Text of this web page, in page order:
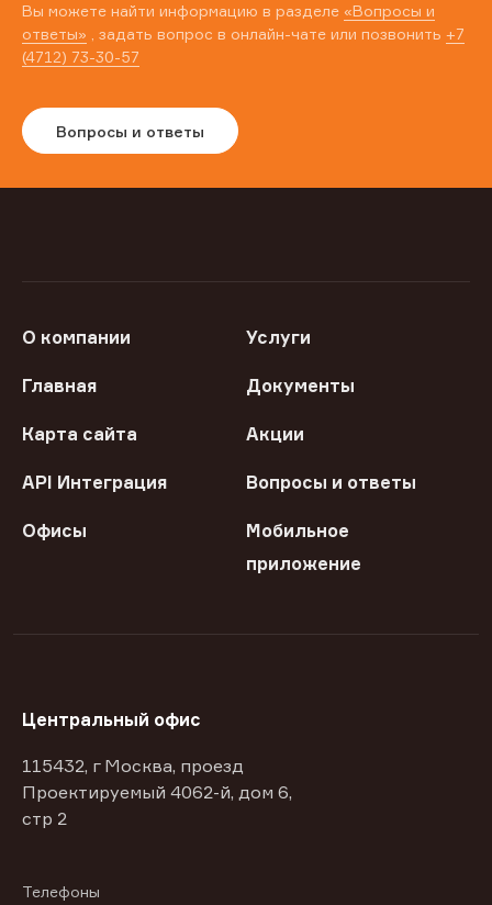
Вы можете найти информацию в разделе «Вопросы и
ответы» , задать вопрос в онлайн-чате или позвонить +7
(4712) 73-30-57
Вопросы и ответы
О компании Услуги
Главная Документы
Карта сайта Акции
API Интеграция Вопросы и ответы
Офисы
Мобильное
приложение
Центральный офис
115432, г Москва, проезд
Проектируемый 4062-й, дом 6,
стр 2
Телефоны